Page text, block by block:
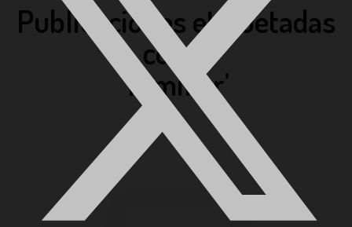
Publicaciones etiquetadas
como
‘familiar’